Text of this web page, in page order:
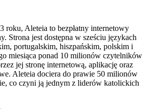
roku, Aleteia to bezpłatny internetowy
Strona jest dostępna w sześciu językach
portugalskim, hiszpańskim, polskim i
miesiąca ponad 10 milionów czytelników
jej stronę internetową, aplikację oraz
Aleteia dociera do prawie 50 milionów
co czyni ją jednym z liderów katolickich